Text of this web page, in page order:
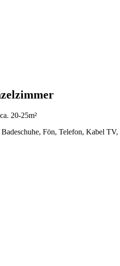
ca. 20-25m²
Fön, Telefon, Kabel